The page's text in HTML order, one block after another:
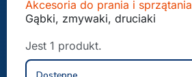
Akcesoria do prania i sprzątania
Gąbki, zmywaki, druciaki
Jest 1 produkt.